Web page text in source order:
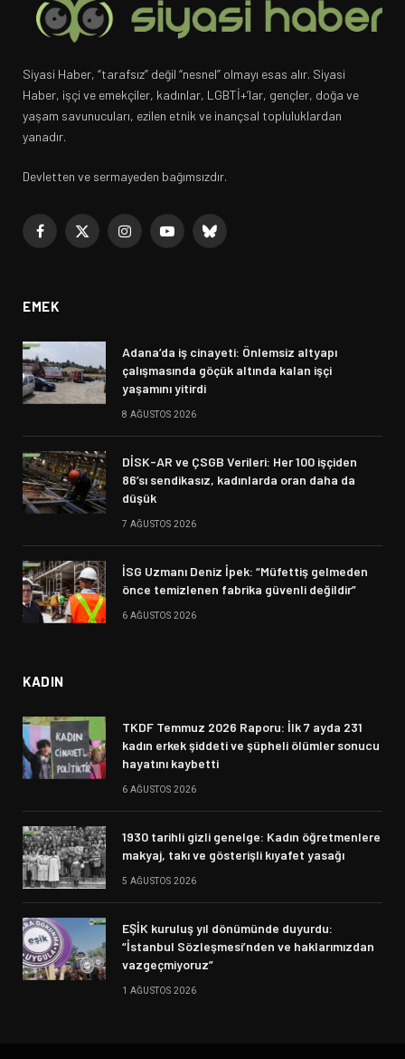
Siyasi Haber, “tarafsız” değil “nesnel” olmayı esas alır. Siyasi
Haber, işçi ve emekçiler, kadınlar, LGBTİ+’lar, gençler, doğa ve
yaşam savunucuları, ezilen etnik ve inançsal topluluklardan
yanadır.
Devletten ve sermayeden bağımsızdır.
Facebook
X
InstagramYouTubeBluesky
EMEK
Adana’da iş cinayeti: Önlemsiz altyapı
çalışmasında göçük altında kalan işçi
yaşamını yitirdi
8 AĞUSTOS 2026
DİSK-AR ve ÇSGB Verileri: Her 100 işçiden
86’sı sendikasız, kadınlarda oran daha da
düşük
7 AĞUSTOS 2026
İSG Uzmanı Deniz İpek: “Müfettiş gelmeden
önce temizlenen fabrika güvenli değildir”
6 AĞUSTOS 2026
KADIN
TKDF Temmuz 2026 Raporu: İlk 7 ayda 231
kadın erkek şiddeti ve şüpheli ölümler sonucu
hayatını kaybetti
6 AĞUSTOS 2026
1930 tarihli gizli genelge: Kadın öğretmenlere
makyaj, takı ve gösterişli kıyafet yasağı
5 AĞUSTOS 2026
EŞİK kuruluş yıl dönümünde duyurdu:
“İstanbul Sözleşmesi’nden ve haklarımızdan
vazgeçmiyoruz”
1 AĞUSTOS 2026